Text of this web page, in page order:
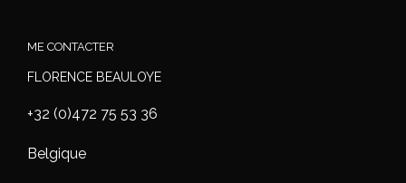
ME CONTACTER
FLORENCE BEAULOYE
+32 (0)472 75 53 36
Belgique